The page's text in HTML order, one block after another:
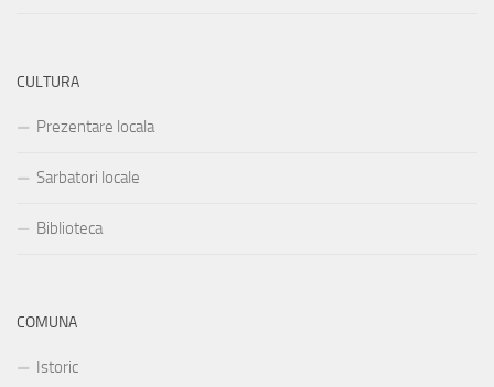
CULTURA
Prezentare locala
Sarbatori locale
Biblioteca
COMUNA
Istoric